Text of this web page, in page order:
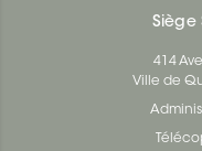
Siège
414
Ville de